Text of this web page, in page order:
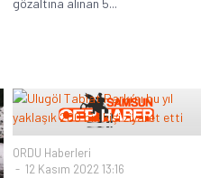
gözaltına alınan 5...
ORDU Haberleri
12 Kasım 2022 13:16